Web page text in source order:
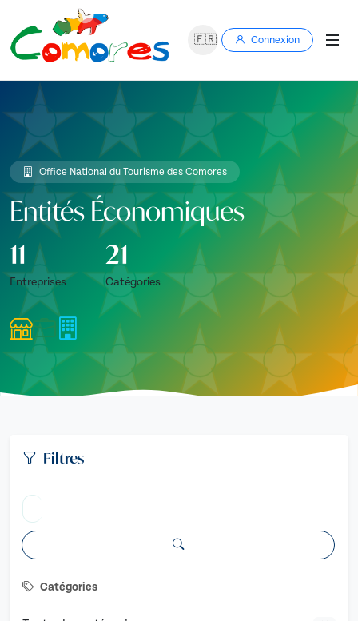
🇫🇷 Connexion
Office National du Tourisme des Comores
Entités Économiques
11
Entreprises
21
Catégories
Filtres
Catégories